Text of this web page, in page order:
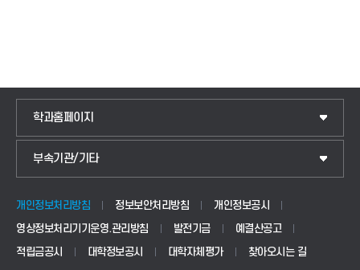
학과홈페이지
IoT전자공학과
전기공학과
정보통신공학과
소프트웨어공학과
부속기관/기타
국제교류센터
교양교육센터
학생상담센터
개인정보처리방침 정보보안처리방침
개인정보공시
영상정보처리기기운영.관리방침
발전기금
예결산공고
적립금공시
대학정보공시 대학자체평가 찾아오시는 길